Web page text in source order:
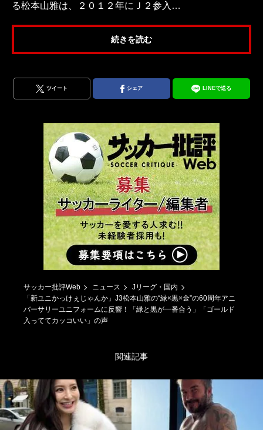
る松本山雅は、２０１２年にＪ２参入…
続きを読む
ツイート シェア LINEで送る
サッカー批評Web ニュース
Jリーグ・国内
「新ユニかっけぇじゃんか」J3松本山雅の“緑×黒×金”の60周年アニ
バーサリーユニフォームに反響！「緑と黒が一番合う」「ゴールド
入っててカッコいい」の声
関連記事